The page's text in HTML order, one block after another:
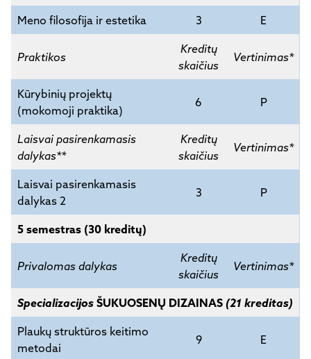
Meno filosofija ir estetika 3 E
Praktikos
Kreditų
skaičius
Vertinimas*
Kūrybinių projektų
(mokomoji praktika)
6 P
Laisvai pasirenkamasis
dalykas**
Kreditų
skaičius
Vertinimas*
Laisvai pasirenkamasis
dalykas 2
3 P
5 semestras (30 kreditų)
Privalomas dalykas
Kreditų
skaičius
Vertinimas*
Specializacijos ŠUKUOSENŲ DIZAINAS (21 kreditas)
Plaukų struktūros keitimo
metodai
9 E